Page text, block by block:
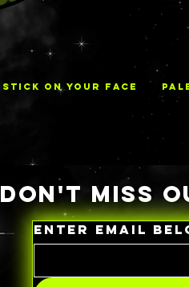
STICK ON YOUR FACE
DON'T MISS
ENTER EMAIL